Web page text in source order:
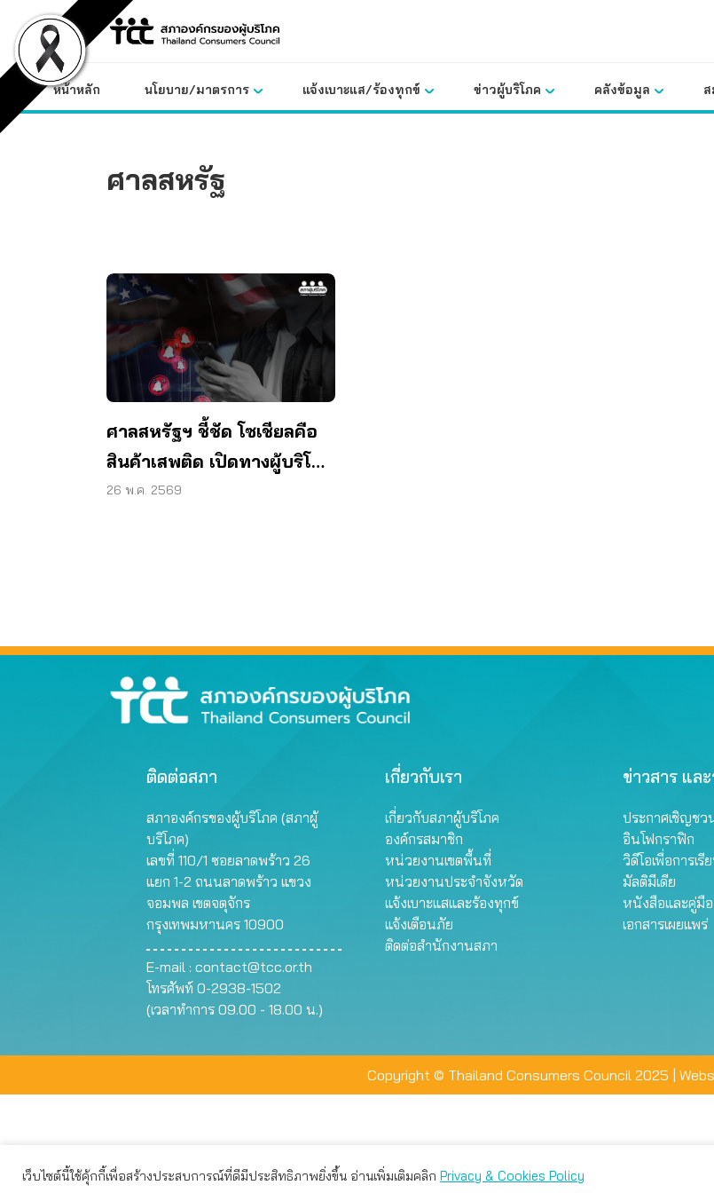
content
หน้าหลัก นโยบาย/มาตรการ แจ้งเบาะแส/ร้องทุกข์ ข่าวผู้บริโภค คลังข้อมูล
ศาลสหรัฐ
ศาลสหรัฐฯ ชี้ชัด โซเชียลคือ
สินค้าเสพติด เปิดทางผู้บริโภค
ไทยฟ้องเมตา
26 พ.ค. 2569
ติดต่อสภา
สภาองค์กรของผู้บริโภค (สภาผู้
บริโภค)
เลขที่ 110/1 ซอยลาดพร้าว 26
แยก 1-2 ถนนลาดพร้าว แขวง
จอมพล เขตจตุจักร
กรุงเทพมหานคร 10900
E-mail : contact@tcc.or.th
โทรศัพท์ 0-2938-1502
(เวลาทำการ 09.00 - 18.00 น.)
เกี่ยวกับเรา
เกี่ยวกับสภาผู้บริโภค
องค์กรสมาชิก
หน่วยงานเขตพื้นที่
หน่วยงานประจำจังหวัด
แจ้งเบาะแสและร้องทุกข์
แจ้งเตือนภัย
ติดต่อสำนักงานสภา
ข่าวสาร แล
ประกาศเชิญชว
อินโฟกราฟิก
วิดีโอเพื่อการเรี
มัลติมีเดีย
หนังสือและคู่มือ
เอกสารเผยแพร่
Copyright © Thailand Consumers Council 2025 |
เว็บไซต์นี้ใช้คุ้กกี้เพื่อสร้างประสบการณ์ที่ดีมีประสิทธิภาพยิ่งขึ้น อ่านเพิ่มเติมคลิก Privacy & Cookies Policy
เว็บไซต์นี้ใช้คุกกี้เพื่อมอบประสบการณ์การใช้งานที่ดีให้แก่ท่าน คุณสามารถเลือกตั้งค่าความเป็นส่วนตัวได้